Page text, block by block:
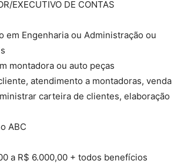
EXECUTIVO DE CONTAS
em Engenharia ou Administração ou
montadora ou auto peças
atendimento a montadoras, venda
carteira de clientes, elaboração
ABC
a R$ 6.000,00 + todos benefícios